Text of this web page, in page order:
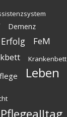
Demenz
Erfolg FeM
Krankenbett
Leben
Pflegealltag